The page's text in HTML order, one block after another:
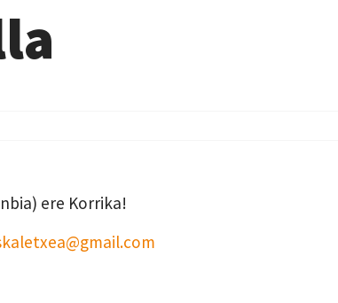
ere Korrika!